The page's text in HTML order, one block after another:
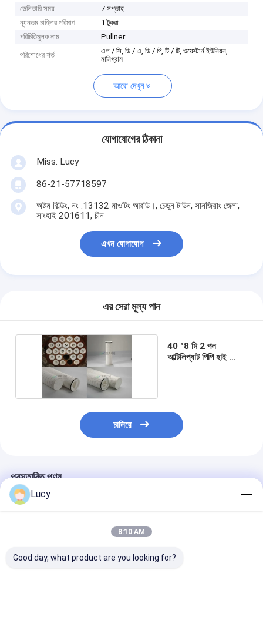
ডেলিভারি সময়
7 সপ্তাহ
ন্যূনতম চাহিদার পরিমাণ
1 টুকরা
পরিচিতিমুলক নাম
Pullner
পরিশোধের শর্ত
এল / সি, ডি / এ, ডি / পি, টি / টি, ওয়েস্টার্ন ইউনিয়ন,
মানিগ্রাম
আরো দেখুন
যোগাযোগের ঠিকানা
Miss. Lucy
86-21-57718597
অষ্টম বিল্ডিং, নং .13132 মাওটিং আরডি।, চেডুন টাউন, সানজিয়াং জেলা,
সাংহাই 201611, চীন
এখন যোগাযোগ
এর সেরা মূল্য পান
40 "8 মি 2 পল
আল্টিলিপ্যাট পিপি হাই ফ্লো
চালিয়ে
প্রস্তাবিত পণ্য
Lucy
8:10 AM
Good day, what product are you looking for?